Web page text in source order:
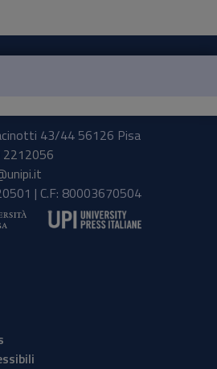
43/44 56126 Pisa
| C.F: 80003670504